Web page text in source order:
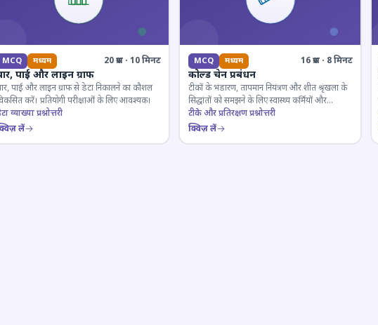
MCQ मध्यम 20 प्रश्न · 10 मिनट
पाई और लाइन ग्राफ
पाई और लाइन ग्राफ से डेटा निकालने का कौशल
करें। प्रतियोगी परीक्षाओं के लिए आवश्यक।
व्याख्या प्रश्नोत्तरी
लें
MCQ मध्यम 16 प्रश्न · 8 मिनट
कोल्ड चेन प्रबंधन
टीकों के भंडारण, तापमान नियंत्रण और शीत श्रृंखला के
सिद्धांतों को समझने के लिए स्वास्थ्य कर्मियों और
परीक्षार्थियों के लिए महत्वपूर्ण।
टीके और प्रतिरक्षण प्रश्नोत्तरी
क्विज़ लें